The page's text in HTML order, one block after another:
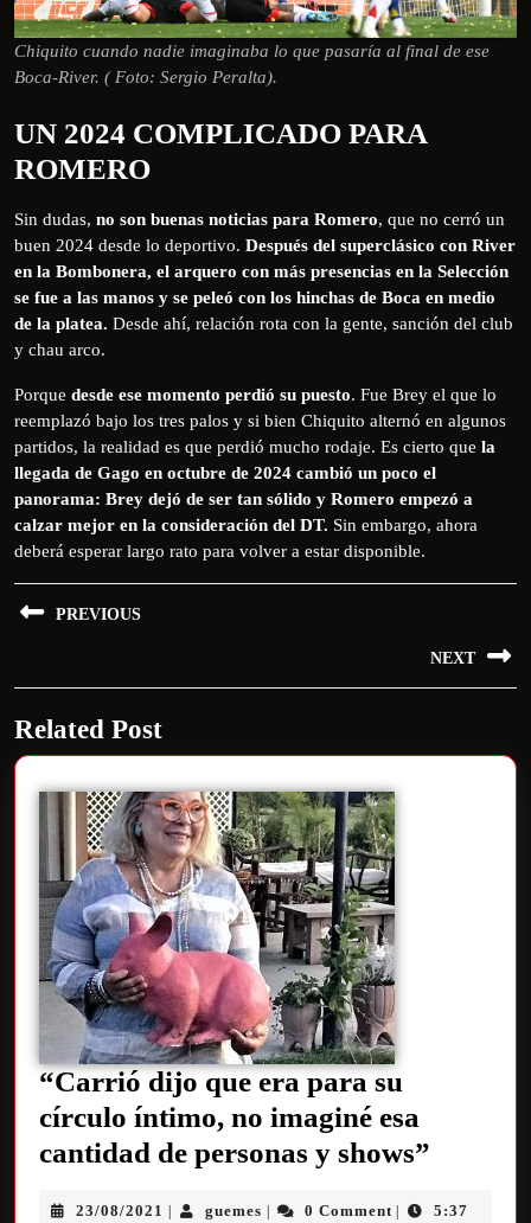
Chiquito cuando nadie imaginaba lo que pasaría al final de ese
Boca-River. ( Foto: Sergio Peralta).
UN 2024 COMPLICADO PARA
ROMERO
Sin dudas, no son buenas noticias para Romero, que no cerró un
buen 2024 desde lo deportivo. Después del superclásico con River
en la Bombonera, el arquero con más presencias en la Selección
se fue a las manos y se peleó con los hinchas de Boca en medio
de la platea. Desde ahí, relación rota con la gente, sanción del club
y chau arco.
Porque desde ese momento perdió su puesto. Fue Brey el que lo
reemplazó bajo los tres palos y si bien Chiquito alternó en algunos
partidos, la realidad es que perdió mucho rodaje. Es cierto que la
llegada de Gago en octubre de 2024 cambió un poco el
panorama: Brey dejó de ser tan sólido y Romero empezó a
calzar mejor en la consideración del DT. Sin embargo, ahora
deberá esperar largo rato para volver a estar disponible.
PREVIOUS
NEXT
Related Post
“Carrió dijo que era para su
círculo íntimo, no imaginé esa
cantidad de personas y shows”
23/08/2021 guemes 0 Comment
5:37